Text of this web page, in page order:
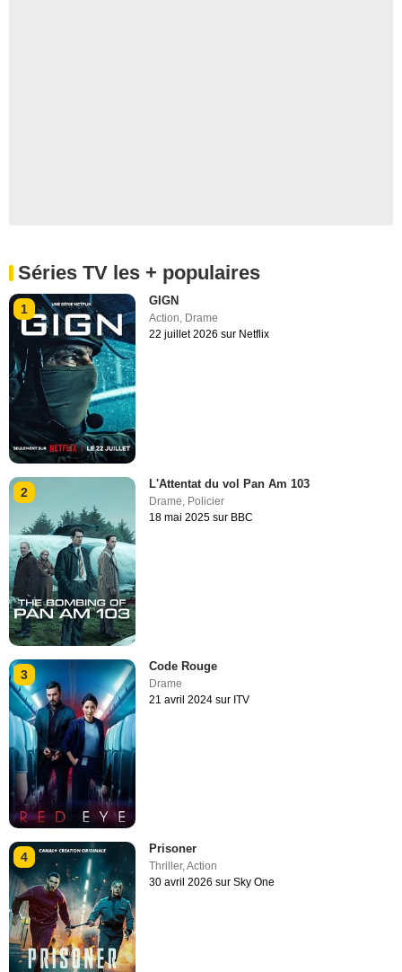
Séries TV les + populaires
1
GIGN
Action, Drame
22 juillet 2026 sur Netflix
2
L'Attentat du vol Pan Am 103
Drame Policier
18 mai 2025 sur BBC
3
Code Rouge
Drame
21 avril 2024 sur ITV
4
Prisoner
Thriller,Action
30 avril 2026 sur Sky One